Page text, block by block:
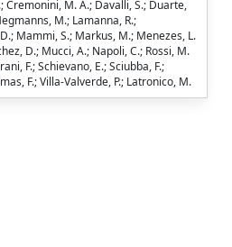
Cremonini, M. A.; Davalli, S.; Duarte,
M.; Lamanna, R.;
Mammi, S.; Markus, M.; Menezes, L.
D.; Mucci, A.; Napoli, C.; Rossi, M.
F.; Schievano, E.; Sciubba, F.;
F.; Villa-Valverde, P.; Latronico, M.